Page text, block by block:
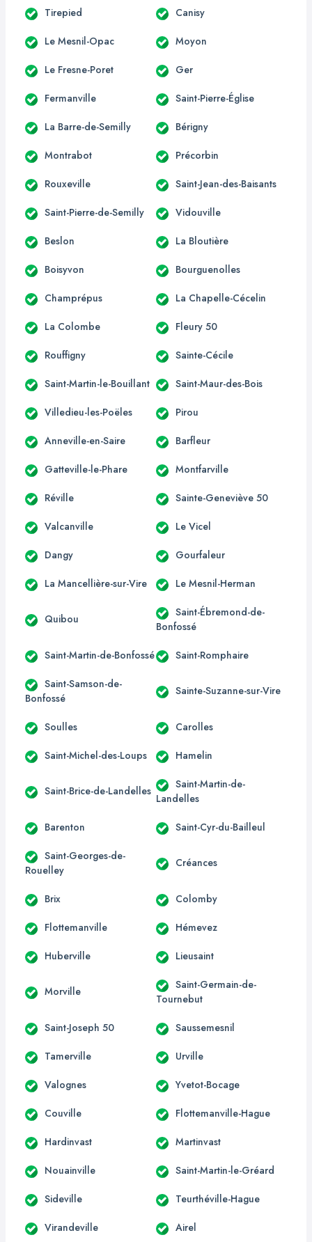
Tirepied Canisy
Le Mesnil-Opac Moyon
Le Fresne-Poret Ger
Fermanville Saint-Pierre-Église
La Barre-de-Semilly Bérigny
Montrabot Précorbin
Rouxeville Saint-Jean-des-Baisants
Saint-Pierre-de-Semilly Vidouville
Beslon La Bloutière
Boisyvon Bourguenolles
Champrépus La Chapelle-Cécelin
La Colombe Fleury 50
Rouffigny Sainte-Cécile
Saint-Martin-le-Bouillant Saint-Maur-des-Bois
Villedieu-les-Poëles Pirou
Anneville-en-Saire Barfleur
Gatteville-le-Phare Montfarville
Réville Sainte-Geneviève 50
Valcanville Le Vicel
Dangy Gourfaleur
La Mancellière-sur-Vire Le Mesnil-Herman
Quibou
Saint-Ébremond-de-
Bonfossé
Saint-Martin-de-Bonfossé Saint-Romphaire
Saint-Samson-de-
Bonfossé
Sainte-Suzanne-sur-Vire
Soulles Carolles
Saint-Michel-des-Loups Hamelin
Saint-Brice-de-Landelles
Saint-Martin-de-
Landelles
Barenton Saint-Cyr-du-Bailleul
Saint-Georges-de-
Rouelley
Créances
Brix Colomby
Flottemanville Hémevez
Huberville Lieusaint
Morville
Saint-Germain-de-
Tournebut
Saint-Joseph 50 Saussemesnil
Tamerville Urville
Valognes Yvetot-Bocage
Couville Flottemanville-Hague
Hardinvast Martinvast
Nouainville Saint-Martin-le-Gréard
Sideville Teurthéville-Hague
Virandeville Airel